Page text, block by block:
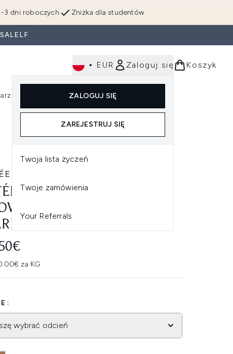
Zniżka dla studentów
3 dni roboczych
• EUR Zaloguj się
ZALOGUJ SIĘ
ZAREJESTRUJ SIĘ
Twoja lista życzeń
Twoje zamówienia
Your Referrals
Koszyk
Wejdź do podmenu (Makijaż) Wejdź do podmenu (Włosy) Wejdź do podmenu (Narzędzia)
Dla mężczyzn
LAUDER
LAUDER BROW NOW
DEFINING PENCIL
SHADES)
za KG
:
wybrać odcień